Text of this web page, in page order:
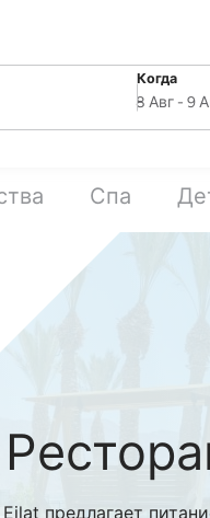
Когда
8 Авг- 9
Спа
предлагает